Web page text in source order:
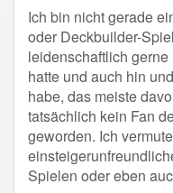
Ich bin nicht gerade
oder Deckbuilder-
leidenschaftlich
hatte und auch hin
habe, das meiste
tatsächlich kein Fan
geworden. Ich
Spielen oder eben